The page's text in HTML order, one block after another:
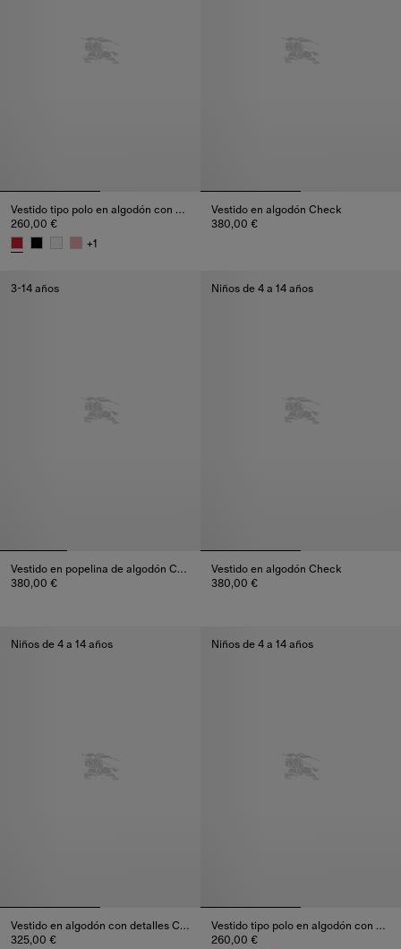
Vestido tipo polo en algodón con detalles Check
260,00 €
+1
Vestido en algodón Check
380,00 €
3-14 años
Vestido en popelina de algodón Check
380,00 €
Niños de 4 a 14 años
Vestido en algodón Check
380,00 €
Niños de 4 a 14 años
Vestido en algodón con detalles Check
325,00 €
Niños de 4 a 14 años
Vestido tipo polo en algodón con detalles Check
260,00 €